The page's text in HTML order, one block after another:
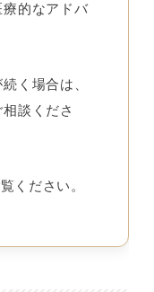
的なアドバ
く場合は、
談くださ
ください。